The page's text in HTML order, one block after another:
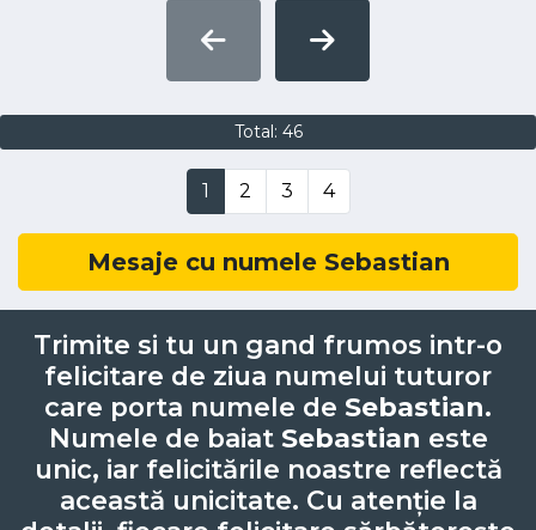
Total: 46
1 2 3 4
Mesaje cu numele Sebastian
Trimite si tu un gand frumos intr-o
felicitare de ziua numelui tuturor
care porta numele de Sebastian.
Numele de baiat Sebastian este
unic, iar felicitările noastre reflectă
această unicitate. Cu atenție la